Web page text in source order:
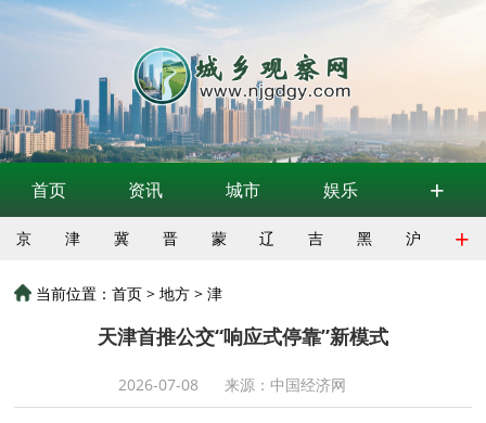
首页 资讯 城市 娱乐 +
京 津 冀 晋 蒙 辽 吉 黑 沪 +
当前位置：首页 >地方 >津
天津首推公交“响应式停靠”新模式
2026-07-08 来源：中国经济网